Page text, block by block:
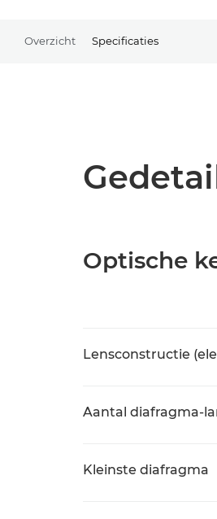
Overzicht Specificaties
Optische
Lensconstructie
Aantal diafragma-
Kleinste diafragma